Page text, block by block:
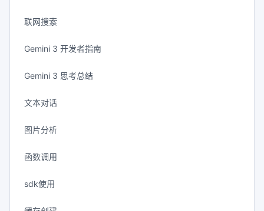
联网搜索
Gemini 3 开发者指南
Gemini 3 思考总结
文本对话
图片分析
函数调用
sdk使用